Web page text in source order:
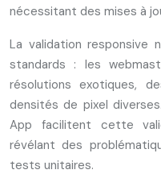
nécessitant des mises à
La validation responsive
standards : les
résolutions exotiques,
densités de pixel
App facilitent cette
révélant des
tests unitaires.